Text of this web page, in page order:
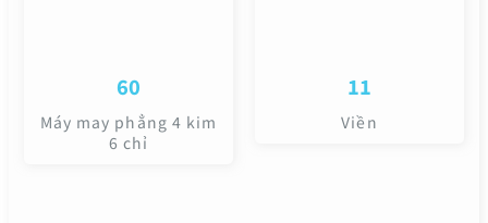
60
Máy may phẳng 4 kim
6 chỉ
11
Viền